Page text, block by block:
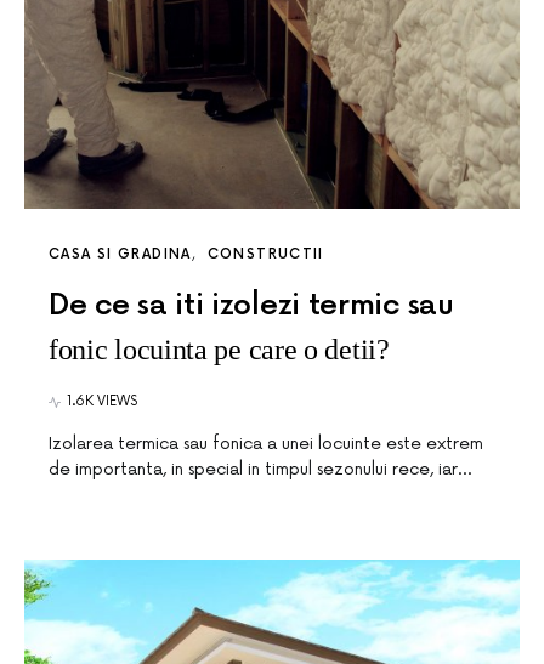
CASA SI GRADINA CONSTRUCTII
De ce sa iti izolezi termic sau
fonic locuinta pe care o detii?
1.6K VIEWS
Izolarea termica sau fonica a unei locuinte este extrem
de importanta, in special in timpul sezonului rece, iar…